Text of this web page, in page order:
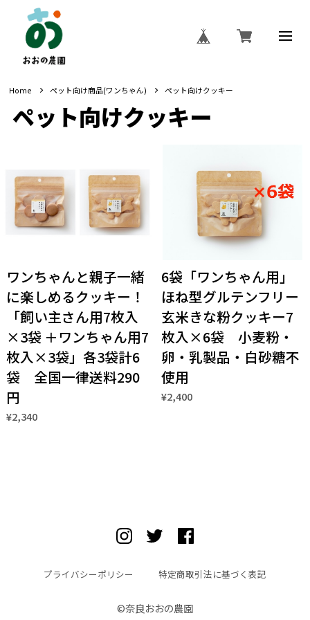
Home ペット向け商品(ワンちゃん) ペット向けクッキー
ペット向けクッキー
ワンちゃんと親子一緒
に楽しめるクッキー！
「飼い主さん用7枚入
×3袋 ＋ワンちゃん用7
枚入×3袋」各3袋計6
袋 全国一律送料290
円
¥2,340
6袋「ワンちゃん用」
ほね型グルテンフリー
玄米きな粉クッキー7
枚入×6袋 小麦粉・
卵・乳製品・白砂糖不
使用
¥2,400
プライバシーポリシー 特定商取引法に基づく表記
©︎奈良おおの農園